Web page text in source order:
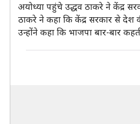
अयोध्या पहुंचे उद्धव ठाकरे ने केंद्र
ठाकरे ने कहा कि केंद्र सरकार से देश
उन्होंने कहा कि भाजपा बार-बार